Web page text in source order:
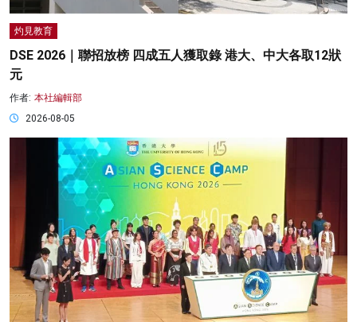
灼見教育
DSE 2026｜聯招放榜 四成五人獲取錄 港大、中大各取12狀
元
作者: 本社編輯部
2026-08-05